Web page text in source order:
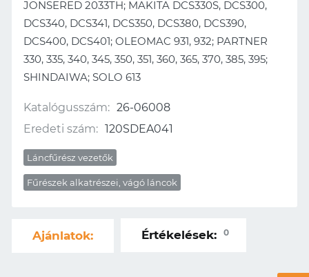
JONSERED 2033TH; MAKITA DCS330S, DCS300,
DCS340, DCS341, DCS350, DCS380, DCS390,
DCS400, DCS401; OLEOMAC 931, 932; PARTNER
330, 335, 340, 345, 350, 351, 360, 365, 370, 385, 395;
SHINDAIWA; SOLO 613
Katalógusszám: 26-06008
Eredeti szám: 120SDEA041
Láncfűrész vezetők
Fűrészek alkatrészei, vágó láncok
Ajánlatok: Értékelések: 0